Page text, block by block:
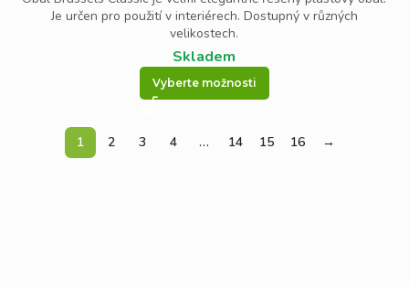
Je určen pro použití v interiérech. Dostupný v různých
velikostech.
Skladem
Vyberte možnosti
1 2 3 4 … 14 15 16 →